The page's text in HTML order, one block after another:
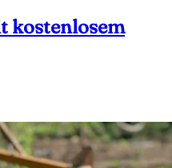
kostenlosem